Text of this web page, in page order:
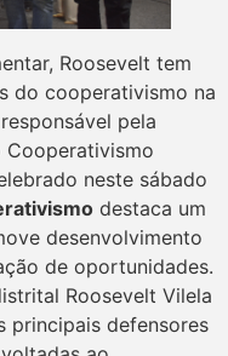
Roosevelt tem
do cooperativismo na
pela
Cooperativismo
neste sábado
destaca um
desenvolvimento
de oportunidades.
Roosevelt Vilela
principais defensores